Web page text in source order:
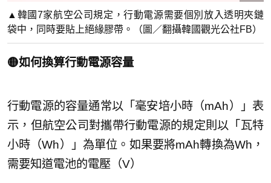
▲韓國7家航空公司規定，行動電源需要個別放入透明夾鏈
袋中，同時要貼上絕緣膠帶。（圖／翻攝韓國觀光公社FB）
🟡如何換算行動電源容量
行動電源的容量通常以「毫安培小時（mAh）」表
示，但航空公司對攜帶行動電源的規定則以「瓦特
小時（Wh）」為單位。如果要將mAh轉換為Wh，
需要知道電池的電壓（V）